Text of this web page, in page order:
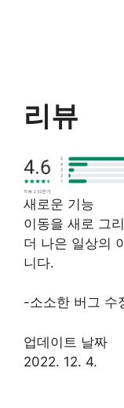
리뷰
새로운 기능
이동을 새로 그
더 나은 일상의
니다.
-소소한 버그 수
업데이트 날짜
2022. 12. 4.